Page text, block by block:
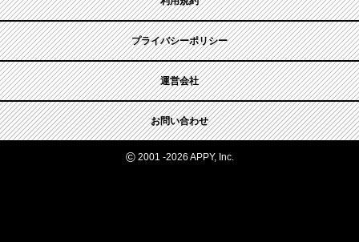
プライバシーポリシー
運営会社
お問い合わせ
©2001 -2026 APPY, Inc.